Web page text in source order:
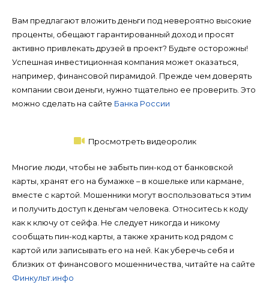
Вам предлагают вложить деньги под невероятно высокие
проценты, обещают гарантированный доход и просят
активно привлекать друзей в проект? Будьте осторожны!
Успешная инвестиционная компания может оказаться,
например, финансовой пирамидой. Прежде чем доверять
компании свои деньги, нужно тщательно ее проверить. Это
можно сделать на сайте Банка России
Просмотреть видеоролик
Многие люди, чтобы не забыть пин-код от банковской
карты, хранят его на бумажке – в кошельке или кармане,
вместе с картой. Мошенники могут воспользоваться этим
и получить доступ к деньгам человека. Относитесь к коду
как к ключу от сейфа. Не следует никогда и никому
сообщать пин-код карты, а также хранить код рядом с
картой или записывать его на ней. Как уберечь себя и
близких от финансового мошенничества, читайте на сайте
Финкульт.инфо